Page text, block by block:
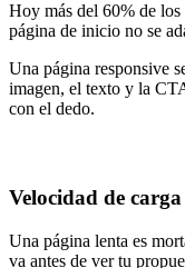
Hoy más del 60% de
página de inicio no se
Una página responsive
imagen, el texto y la
con el dedo.
Velocidad de carga
Una página lenta es
va antes de ver tu